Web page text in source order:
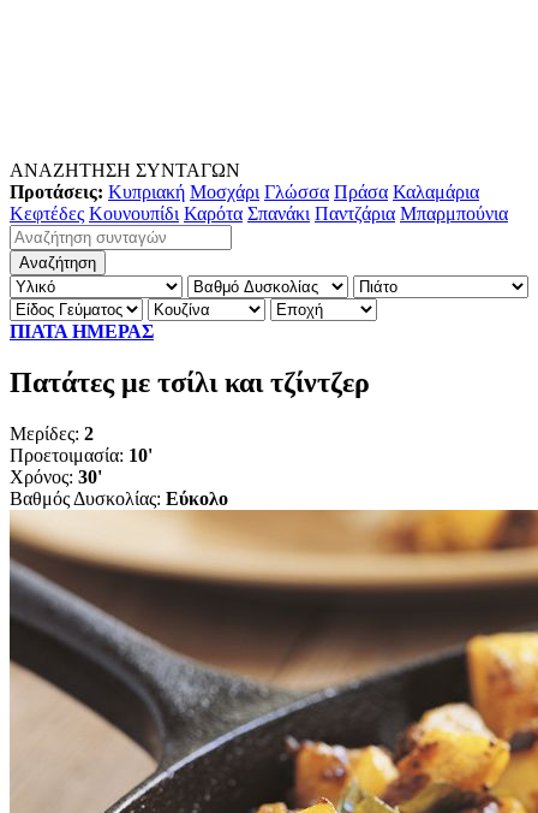
ΑΝΑΖΗΤΗΣΗ ΣΥΝΤΑΓΩΝ
Προτάσεις: Κυπριακή Μοσχάρι Γλώσσα Πράσα Καλαμάρια
Κεφτέδες Κουνουπίδι Καρότα Σπανάκι Παντζάρια Μπαρμπούνια
ΠΙΑΤΑ ΗΜΕΡΑΣ
Πατάτες με τσίλι και τζίντζερ
Μερίδες: 2
Προετοιμασία: 10'
Χρόνος: 30'
Βαθμός Δυσκολίας: Εύκολο